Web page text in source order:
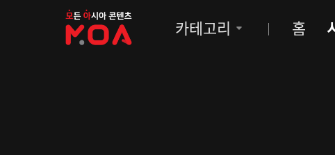
MOA
카테고리 홈